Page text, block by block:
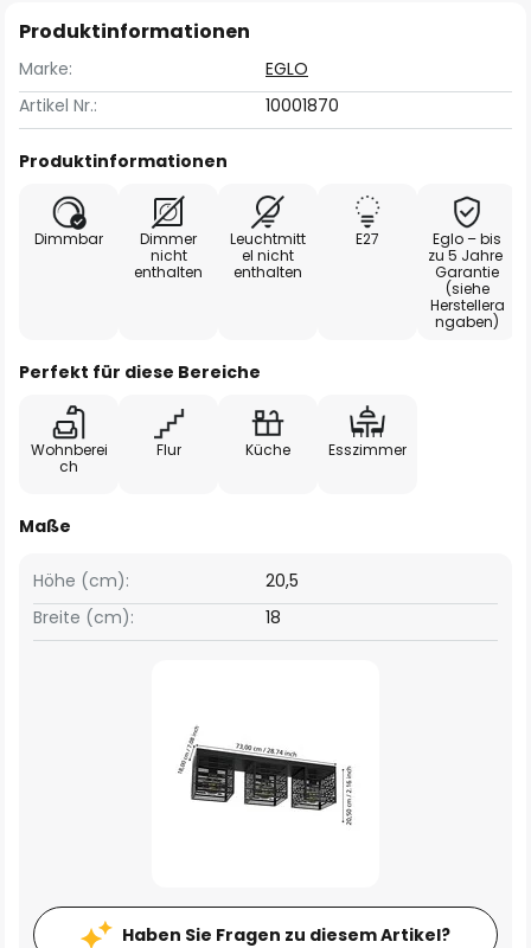
Produktinformationen
Marke:
EGLO
Artikel Nr.:
10001870
Produktinformationen
Dimmbar
Dimmer
nicht
enthalten
Leuchtmitt
el nicht
enthalten
E27
Eglo – bis
zu 5 Jahre
Garantie
(siehe
Herstellera
ngaben)
Perfekt für diese Bereiche
Wohnberei
ch
Flur Küche Esszimmer
Maße
Breite (cm): 18
Höhe (cm): 20,5
Haben Sie Fragen zu diesem Artikel?